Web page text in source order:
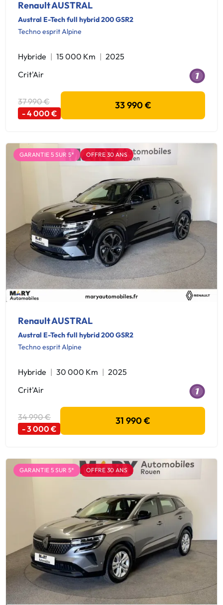
Renault AUSTRAL
Austral E-Tech full hybrid 200 GSR2
Techno esprit Alpine
Hybride 15 000 Km
2025
Crit'Air
37 990 €
- 4 000 €
33 990 €
GARANTIE 5 SUR 5* OFFRE 30 ANS
Renault AUSTRAL
Austral E-Tech full hybrid 200 GSR2
Techno esprit Alpine
Hybride 30 000 Km
2025
Crit'Air
34 990 €
- 3 000 €
31 990 €
GARANTIE 5 SUR 5* OFFRE 30 ANS